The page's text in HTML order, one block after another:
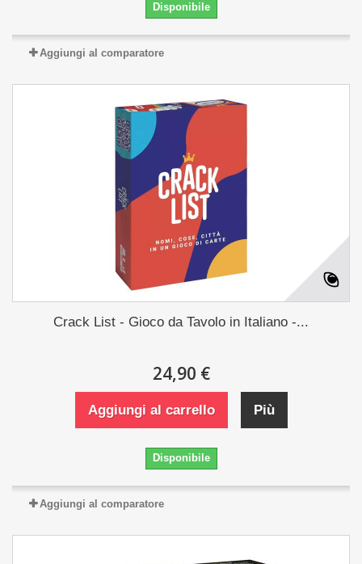
Disponibile
Aggiungi al comparatore
Crack List - Gioco da Tavolo in Italiano -...
24,90 €
Aggiungi al carrello Più
Disponibile
Aggiungi al comparatore